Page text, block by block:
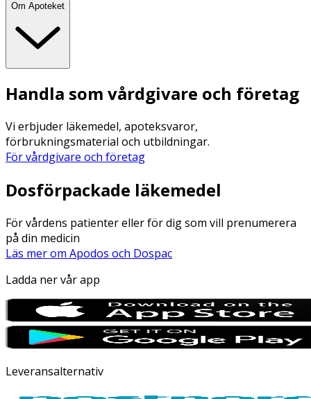
Om Apoteket
Handla som vårdgivare och företag
Vi erbjuder läkemedel, apoteksvaror,
förbrukningsmaterial och utbildningar.
För vårdgivare och företag
Dosförpackade läkemedel
För vårdens patienter eller för dig som vill prenumerera
på din medicin
Läs mer om Apodos och Dospac
Ladda ner vår app
Leveransalternativ